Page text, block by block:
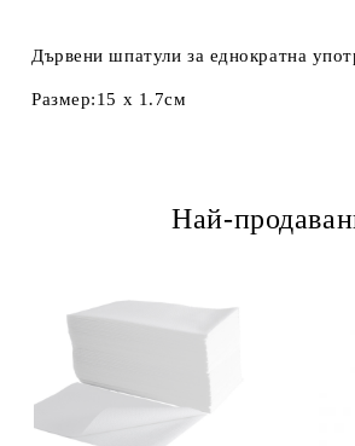
Дървени шпатули за еднократна
Размер:15 х 1.7см
Най-